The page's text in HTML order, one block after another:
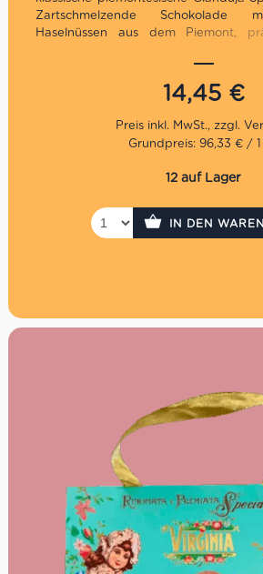
Zartschmelzende Schokolade
Haselnüssen aus dem Piemont,
14,45 €
Grundpreis: 96,33 € /
12 auf Lager
IN DEN